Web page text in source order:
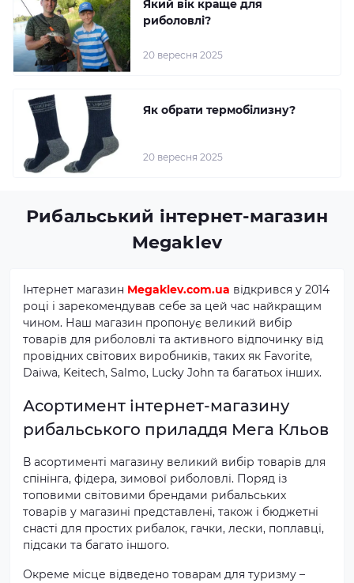
20 вересня 2025
Який вік краще для
риболовлі?
20 вересня 2025
Як обрати термобілизну?
Рибальський інтернет-магазин
Megaklev
Інтернет магазин Megaklev.com.ua відкрився у 2014
році і зарекомендував себе за цей час найкращим
чином. Наш магазин пропонує великий вибір
товарів для риболовлі та активного відпочинку від
провідних світових виробників, таких як Favorite,
Daiwa, Keitech, Salmo, Lucky John та багатьох інших.
Асортимент інтернет-магазину
рибальського приладдя Мега Кльов
В асортименті магазину великий вибір товарів для
спінінга, фідера, зимової риболовлі. Поряд із
топовими світовими брендами рибальських
товарів у магазині представлені, також і бюджетні
снасті для простих рибалок, гачки, лески, поплавці,
підсаки та багато іншого.
Окреме місце відведено товарам для туризму –